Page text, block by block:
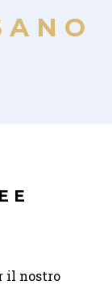
E
il nostro